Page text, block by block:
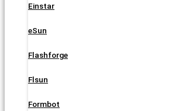
Einstar
eSun
Flashforge
Flsun
Formbot